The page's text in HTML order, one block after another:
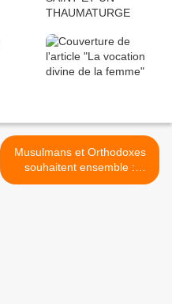
Musulmans et Orthodoxes
souhaitent ensemble :
Pessah à la Nation Juive >